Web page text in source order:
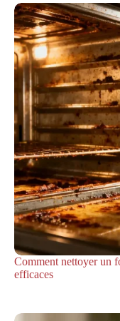
Comment nettoyer un
efficaces